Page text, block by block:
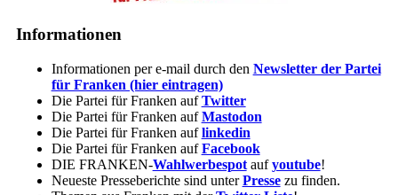
Informationen
Informationen per e-mail durch den Newsletter der Partei
für Franken (hier eintragen)
Die Partei für Franken aufTwitter
Die Partei für Franken aufMastodon
Die Partei für Franken auflinkedin
Die Partei für Franken aufFacebook
DIE FRANKEN-Wahlwerbespotaufyoutube!
Neueste Presseberichte sind unterPressezu finden.